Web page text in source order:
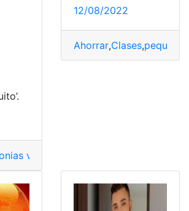
vacacionales
12/08/2022
Ahorrar,Clases,pequeños